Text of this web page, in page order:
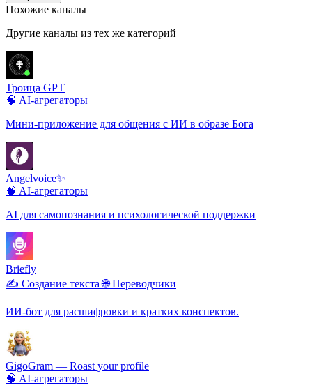
Похожие каналы
Другие каналы из тех же категорий
Троица GPT
🧠 AI-агрегаторы
Мини-приложение для общения с ИИ в образе Бога
Angelvoice✨
🧠 AI-агрегаторы
AI для самопознания и психологической поддержки
Briefly
✍️ Создание текста🌐 Переводчики
ИИ-бот для расшифровки и кратких конспектов.
GigoGram — Roast your profile
🧠 AI-агрегаторы